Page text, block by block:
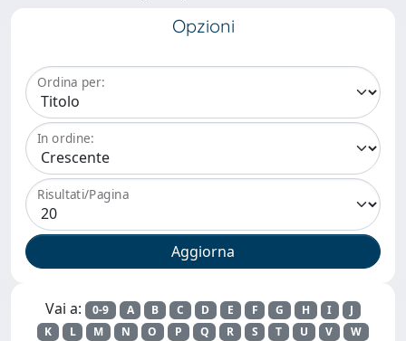
Opzioni
Ordina per:
In ordine:
Risultati/Pagina
Vai a: 0-9 A B C D E F G H I
J
K
L M N O P Q R S T U V
W